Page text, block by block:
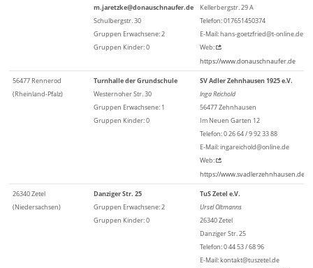
m.jaretzke@donauschnaufer.de
Schulbergstr. 30
Gruppen Erwachsene: 2
Gruppen Kinder: 0
Kellerbergstr. 29 A
Telefon: 017651450374
E-Mail: hans-goetzfried@t-online.de
Web:
https://www.donauschnaufer.de
56477 Rennerod
(Rheinland-Pfalz)
Turnhalle der Grundschule
Westernoher Str. 30
Gruppen Erwachsene: 1
Gruppen Kinder: 0
SV Adler Zehnhausen 1925 e.V.
Inga Reichold
56477 Zehnhausen
Im Neuen Garten 12
Telefon: 0 26 64 / 9 92 33 88
E-Mail: ingareichold@online.de
Web:
https://www.svadlerzehnhausen.de
26340 Zetel
(Niedersachsen)
Danziger Str. 25
Gruppen Erwachsene: 2
Gruppen Kinder: 0
TuS Zetel e.V.
Ursel Oltmanns
26340 Zetel
Danziger Str. 25
Telefon: 0 44 53 / 68 96
E-Mail: kontakt@tuszetel.de